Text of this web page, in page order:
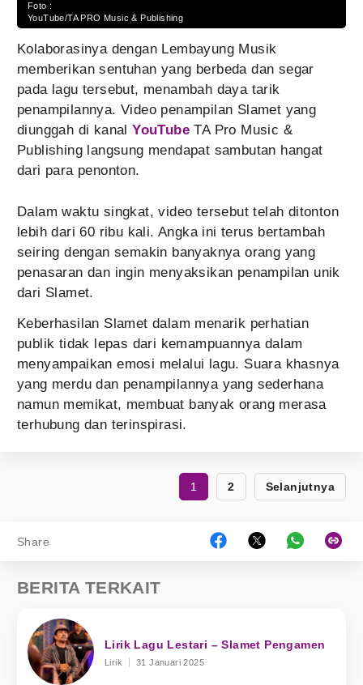
Foto :
YouTube/TA PRO Music & Publishing
Kolaborasinya dengan Lembayung Musik
memberikan sentuhan yang berbeda dan segar
pada lagu tersebut, menambah daya tarik
penampilannya. Video penampilan Slamet yang
diunggah di kanalYouTube TA Pro Music &
Publishing langsung mendapat sambutan hangat
dari para penonton.
Dalam waktu singkat, video tersebut telah ditonton
lebih dari 60 ribu kali. Angka ini terus bertambah
seiring dengan semakin banyaknya orang yang
penasaran dan ingin menyaksikan penampilan unik
dari Slamet.
Keberhasilan Slamet dalam menarik perhatian
publik tidak lepas dari kemampuannya dalam
menyampaikan emosi melalui lagu. Suara khasnya
yang merdu dan penampilannya yang sederhana
namun memikat, membuat banyak orang merasa
terhubung dan terinspirasi.
1 2 Selanjutnya
Share
BERITA TERKAIT
Lirik Lagu Lestari – Slamet Pengamen
Lirik 31 Januari 2025